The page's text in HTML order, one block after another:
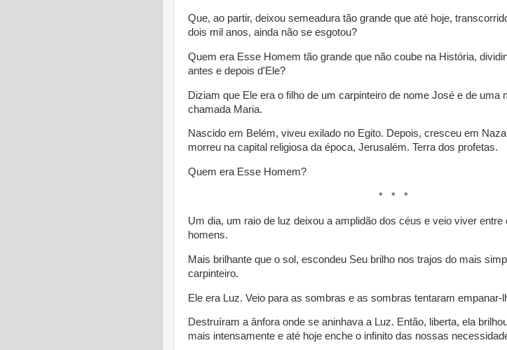
Que, ao partir, deixou semeadura tão grande que até hoje,
dois mil anos, ainda não se esgotou?
Quem era Esse Homem tão grande que não coube na História,
antes e depois d'Ele?
Diziam que Ele era o filho de um carpinteiro de nome José e de uma
chamada Maria.
Nascido em Belém, viveu exilado no Egito. Depois, cresceu em
morreu na capital religiosa da época, Jerusalém. Terra dos profetas.
Quem era Esse Homem?
* * *
Um dia, um raio de luz deixou a amplidão dos céus e veio viver entre
homens.
Mais brilhante que o sol, escondeu Seu brilho nos trajos do mais
carpinteiro.
Ele era Luz. Veio para as sombras e as sombras tentaram empanar-
Destruíram a ânfora onde se aninhava a Luz. Então, liberta, ela
mais intensamente e até hoje enche o infinito das nossas